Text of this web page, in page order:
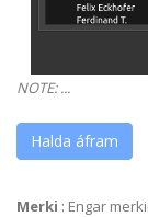
NOTE: ...
Halda áfram
Merki : Engar